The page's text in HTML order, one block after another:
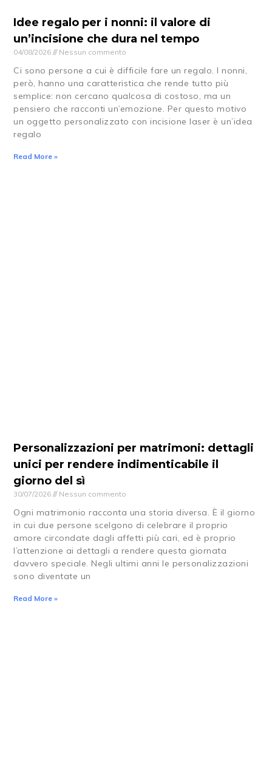
Idee regalo per i nonni: il valore di
un’incisione che dura nel tempo
04/08/2026 Nessun commento
Ci sono persone a cui è difficile fare un regalo. I nonni,
però, hanno una caratteristica che rende tutto più
semplice: non cercano qualcosa di costoso, ma un
pensiero che racconti un’emozione. Per questo motivo
un oggetto personalizzato con incisione laser è un’idea
regalo
Read More »
Personalizzazioni per matrimoni: dettagli
unici per rendere indimenticabile il
giorno del sì
30/07/2026 Nessun commento
Ogni matrimonio racconta una storia diversa. È il giorno
in cui due persone scelgono di celebrare il proprio
amore circondate dagli affetti più cari, ed è proprio
l’attenzione ai dettagli a rendere questa giornata
davvero speciale. Negli ultimi anni le personalizzazioni
sono diventate un
Read More »